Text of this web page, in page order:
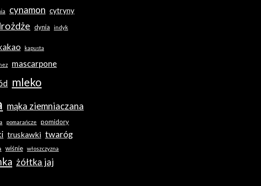
cynamon cytryny
dynia indyk
kapusta
mascarpone
mleko
mąka ziemniaczana
pomarańcze pomidory
truskawki twaróg
wiśnie włoszczyzna
żółtka jaj